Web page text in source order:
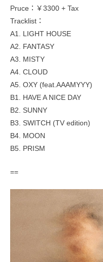
Pruce：￥3300 + Tax
Tracklist：
A1. LIGHT HOUSE
A2. FANTASY
A3. MISTY
A4. CLOUD
A5. OXY (feat.AAAMYYY)
B1. HAVE A NICE DAY
B2. SUNNY
B3. SWITCH (TV edition)
B4. MOON
B5. PRISM
==